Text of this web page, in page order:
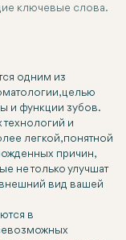
ключевые слова.
одним из
целью
и функции зубов.
технологий и
легкой, понятной
причин,
не только улучшат
вид вашей
в